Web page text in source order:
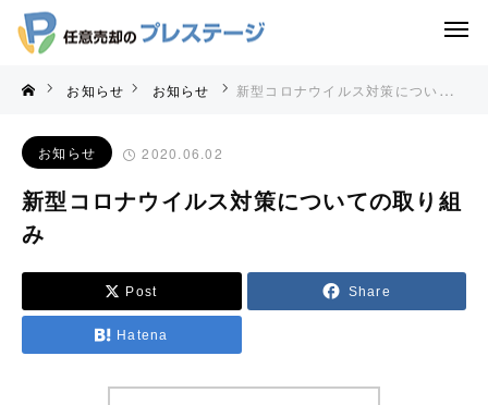
お知らせ お知らせ 新型コロナウイルス対策についての取り組み
お知らせ 2020.06.02
新型コロナウイルス対策についての取り組
み
Post Share
Hatena